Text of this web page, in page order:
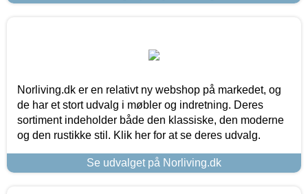
Norliving.dk er en relativt ny webshop på markedet, og
de har et stort udvalg i møbler og indretning. Deres
sortiment indeholder både den klassiske, den moderne
og den rustikke stil. Klik her for at se deres udvalg.
Se udvalget på Norliving.dk